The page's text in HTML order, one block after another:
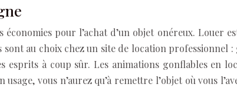
économies pour l’achat d’un objet onéreux. Louer
au choix chez un site de location professionnel
esprits à coup sûr. Les animations gonflables en
vous n’aurez qu’à remettre l’objet où vous